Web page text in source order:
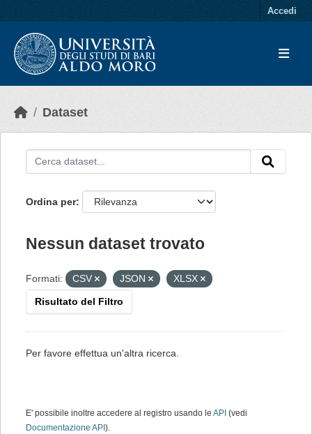
Accedi
Dataset
Ordina per
Nessun dataset trovato
Formati: CSV JSON XLSX
Risultato del Filtro
Per favore effettua un'altra ricerca.
E' possibile inoltre accedere al registro usando le API (vedi
Documentazione API ).